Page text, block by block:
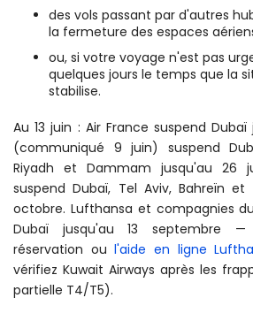
des vols passant par d'autres
la fermeture des espaces
ou, si votre voyage n'est pas
quelques jours le temps que la
stabilise.
Au 13 juin : Air France suspend Dubaï
(communiqué 9 juin) suspend
Riyadh et Dammam jusqu'au 26
suspend Dubaï, Tel Aviv, Bahreïn
octobre. Lufthansa et compagnies
Dubaï jusqu'au 13 septembre
réservation oul'aide en ligne
vérifiez Kuwait Airways après les
partielle T4/T5).